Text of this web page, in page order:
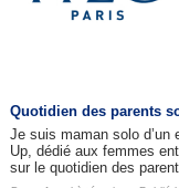
Quotidien des parents
Je suis maman solo d’un
Up, dédié aux femmes
sur le quotidien des